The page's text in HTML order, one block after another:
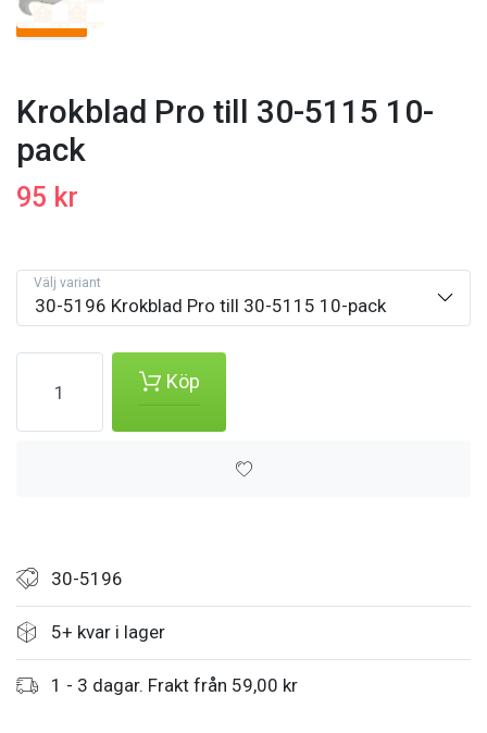
Krokblad Pro till 30-5115 10-
pack
95 kr
30-5196 Krokblad Pro till 30-5115 10-pack
Välj variant
Köp
30-5196
5+ kvar i lager
1 - 3 dagar. Frakt från 59,00 kr